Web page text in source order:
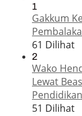
1
Gakkum
61 Dilihat
2
Wako
Lewat
Pendidikan
51 Dilihat